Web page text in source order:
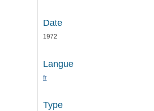
Date
1972
Langue
fr
Type